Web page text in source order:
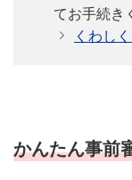
てお手続き
くわし
かんたん事前